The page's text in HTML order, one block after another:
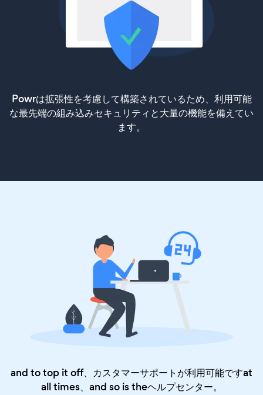
Powrは拡張性を考慮して構築されているため、利用可能
な最先端の組み込みセキュリティと大量の機能を備えてい
ます。
and to top it off、カスタマーサポートが利用可能ですat
all times、and so is theヘルプセンター。